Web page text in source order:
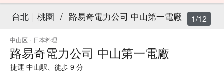
台北｜桃園 / 路易奇電力公司 中山第一電廠
中山区 · 日本料理
路易奇電力公司 中山第一電廠
捷運 中山駅、徒歩 9 分
1/12